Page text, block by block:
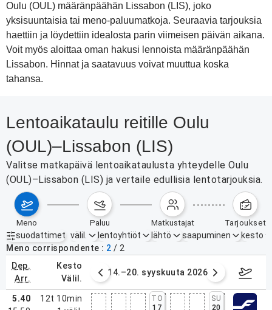
Oulu (OUL) määränpäähän Lissabon (LIS), joko
yksisuuntaisia tai meno-paluumatkoja. Seuraavia tarjouksia
haettiin ja löydettiin idealosta parin viimeisen päivän aikana.
Voit myös aloittaa oman hakusi lennoista määränpäähän
Lissabon. Hinnat ja saatavuus voivat muuttua koska
tahansa.
Lentoaikataulu reitille Oulu
(OUL)–Lissabon (LIS)
Valitse matkapäivä lentoaikataulusta yhteydelle Oulu
(OUL)–Lissabon (LIS) ja vertaile edullisia lentotarjouksia.
meno paluu matkustajat tarjoukset
suodattimet
Aktiiviset suodattimet ei mitään
välil. lentoyhtiöt lähtö saapuminen
kesto
Meno corrispondente
2 / 2
dep.
arr.
kesto
välil.
syyskuuta 2026 14.–20. syyskuuta 2026
5.40
12t 10min
TO
17
SU
20